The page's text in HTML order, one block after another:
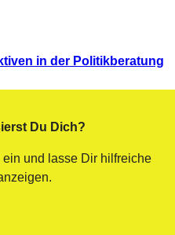
in der Politikberatung
Du Dich?
und lasse Dir hilfreiche